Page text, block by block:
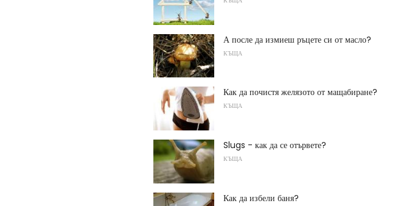
А после да измиеш ръцете си от масло?
КЪЩА
Как да почистя желязото от мащабиране?
КЪЩА
Slugs - как да се отървете?
КЪЩА
Как да избели баня?